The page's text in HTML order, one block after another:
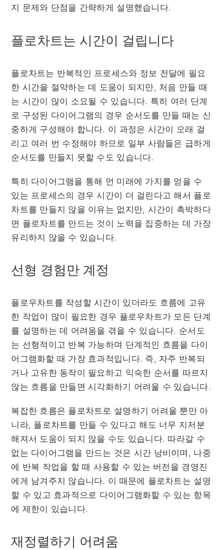
지 문제와 단점을 간략하게 설명했습니다.
플로차트는 시간이 걸립니다
플로차트는 반복적인 프로세스와 정보 전달에 필요
한 시간을 절약하는 데 도움이 되지만, 처음 만들 때
는 시간이 많이 소요될 수 있습니다. 특히 여러 단계
로 구성된 다이어그램의 경우 순서도를 만들 때는 신
중하게 구성해야 합니다. 이 과정은 시간이 오래 걸
리고 여러 번 수정해야 하므로 일부 사람들은 급하게
순서도를 만들지 못할 수도 있습니다.
특히 다이어그램을 통해 먼 미래에 가치를 얻을 수
있는 프로세스의 경우 시간이 더 걸린다고 해서 플로
차트를 만들지 않을 이유는 없지만, 시간이 촉박하다
면 플로차트를 만드는 것이 노력을 집중하는 데 가장
유리하지 않을 수 있습니다.
선형 경험만 계정
플로우차트를 작성할 시간이 있더라도 흐름에 고유
한 작업이 많이 필요한 경우 플로우차트가 모든 단계
를 설명하는 데 어려움을 겪을 수 있습니다. 순서도
는 선형적이고 반복 가능하며 단계적인 흐름을 다이
어그램화할 때 가장 효과적입니다. 즉, 자주 반복되
거나 고유한 동작이 필요하고 익숙한 순서를 따르지
않는 흐름을 만들면 시각화하기 어려울 수 있습니다.
복잡한 흐름은 플로차트로 설명하기 어려울 뿐만 아
니라, 플로차트를 만들 수 있다고 해도 너무 지저분
해져서 도움이 되지 않을 수도 있습니다. 따라갈 수
없는 다이어그램을 만드는 것은 시간 낭비이며, 나중
에 반복 작업을 할 때 사용할 수 있는 버전을 경영진
에게 남겨주지 않습니다. 이 때문에 플로차트는 설명
할 수 있고 효과적으로 다이어그램화할 수 있는 항목
에 제한이 있습니다.
재정렬하기 어려움